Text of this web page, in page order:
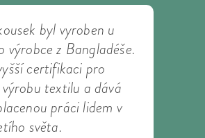
byl vyroben u
výrobce z Bangladéše.
certifikaci pro
textilu a dává
práci lidem v
světa.